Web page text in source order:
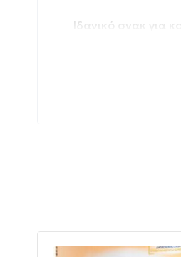
Ιδανικό σνακ για
56%